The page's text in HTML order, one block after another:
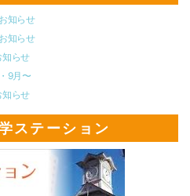
知らせ
知らせ
らせ
9月〜
らせ
ステーション